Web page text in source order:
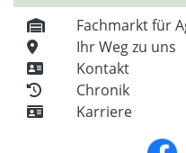
Fachmarkt für
Ihr Weg zu uns
Kontakt
Chronik
Karriere